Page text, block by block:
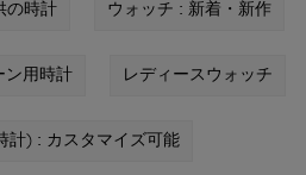
の時計 ウォッチ : 新着・新作
ン用時計 レディースウォッチ
計) : カスタマイズ可能